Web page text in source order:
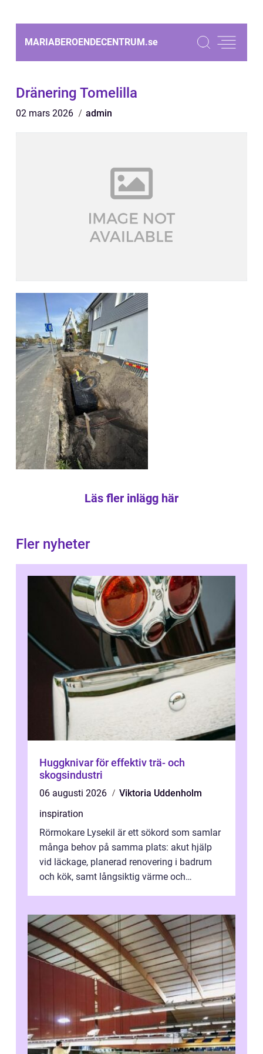
MARIABEROENDECENTRUM.se
Dränering Tomelilla
02 mars 2026 admin
Läs fler inlägg här
Fler nyheter
Huggknivar för effektiv trä- och
skogsindustri
06 augusti 2026
Viktoria Uddenholm
inspiration
Rörmokare Lysekil är ett sökord som samlar
många behov på samma plats: akut hjälp
vid läckage, planerad renovering i badrum
och kök, samt långsiktig värme och